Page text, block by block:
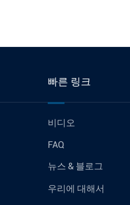
빠른 링크
비디오
FAQ
뉴스 & 블로그
우리에 대해서